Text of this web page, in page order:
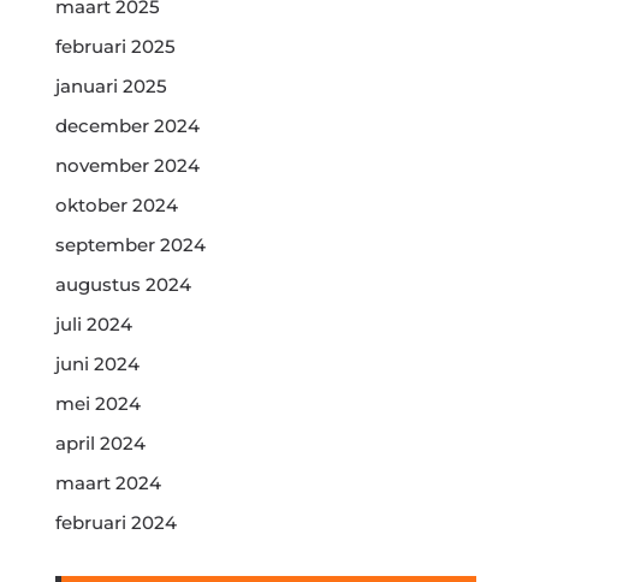
maart 2025
februari 2025
januari 2025
december 2024
november 2024
oktober 2024
september 2024
augustus 2024
juli 2024
juni 2024
mei 2024
april 2024
maart 2024
februari 2024